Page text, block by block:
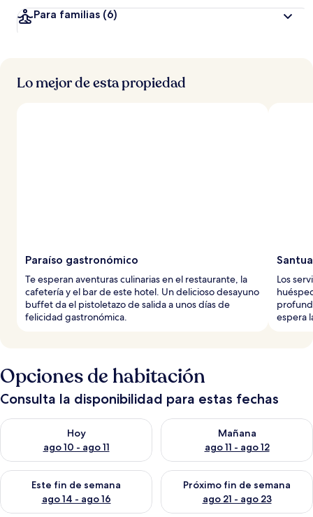
Para familias (6)
Lo mejor de esta propiedad
Paraíso gastronómico
Te esperan aventuras culinarias en el restaurante, la
cafetería y el bar de este hotel. Un delicioso desayuno
buffet da el pistoletazo de salida a unos días de
felicidad gastronómica.
Los
espera
Opciones de habitación
Consulta la disponibilidad para estas fechas
Hoy
ago 10 - ago 11
Consulta la disponibilidad para hoy ago 10 - ago 11
Mañana
ago 11 - ago 12
Consulta la disponibilidad
Este fin de semana
ago 14 - ago 16
Consulta la disponibilidad para este fin de semana ago 14 -
Próximo fin de semana
ago 21 - ago 23
Consulta la disponibilidad